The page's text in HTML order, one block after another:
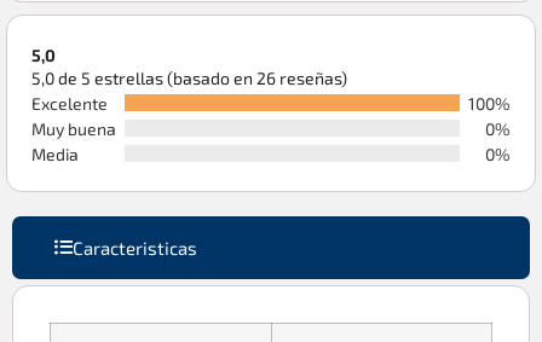
5,0
5,0 de 5 estrellas (basado en 26 reseñas)
Excelente
100%
Muy buena
0%
Media
0%
Caracteristicas